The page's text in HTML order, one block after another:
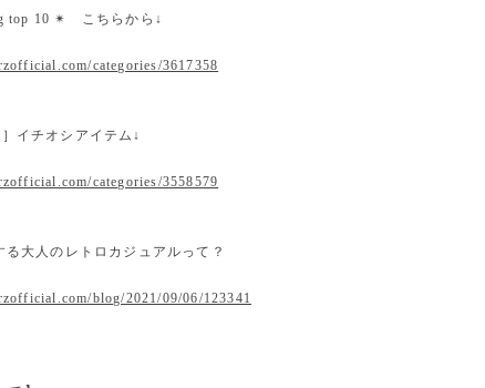
top 10 ✴︎ こちらから↓
categories/3617358
イチオシアイテム↓
categories/3558579
る大人のレトロカジュアルって？
blog/2021/09/06/123341